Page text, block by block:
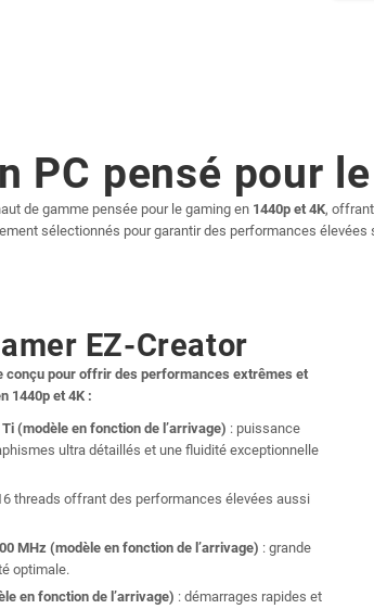
PC pensé pour
de gamme pensée pour le gaming en 1440p et 4K,
sélectionnés pour garantir des performances
EZ-Creator
conçu pour offrir des performances extrêmes et
1440p et 4K :
(modèle en fonction de l’arrivage) : puissance
ultra détaillés et une fluidité exceptionnelle
threads offrant des performances élevées aussi
MHz (modèle en fonction de l’arrivage) : grande
optimale.
en fonction de l’arrivage) : démarrages rapides et